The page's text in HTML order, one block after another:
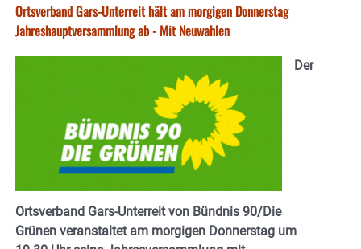
Ortsverband Gars-Unterreit hält am morgigen Donnerstag
Jahreshauptversammlung ab - Mit Neuwahlen
Der
Ortsverband Gars-Unterreit von Bündnis 90/Die
Grünen veranstaltet am morgigen Donnerstag um